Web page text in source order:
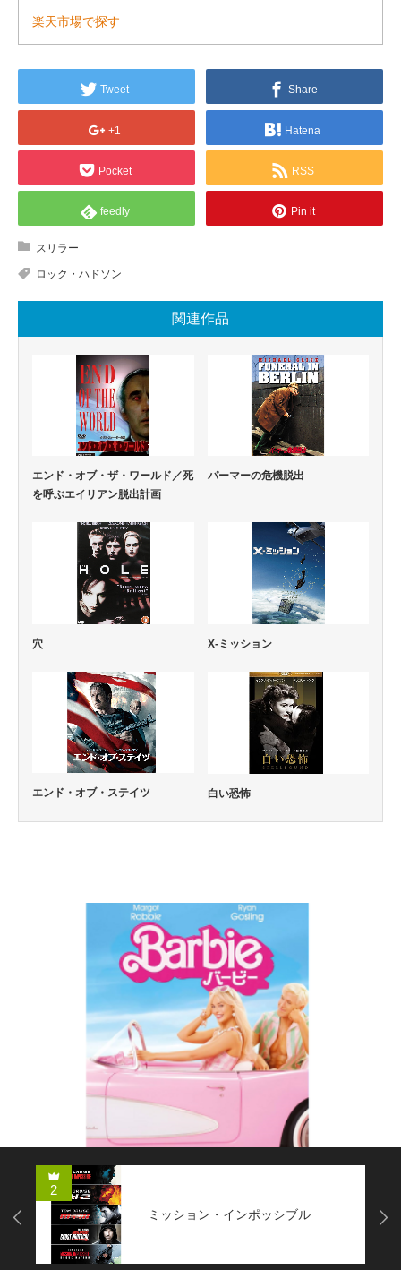
楽天市場で探す
Tweet Share
+1 Hatena
Pocket RSS
feedly Pin it
スリラー
ロック・ハドソン
関連作品
エンド・オブ・ザ・ワールド／死
を呼ぶエイリアン脱出計画
パーマーの危機脱出
穴 X-ミッション
エンド・オブ・ステイツ 白い恐怖
2
ミッション・インポッシブル
Next